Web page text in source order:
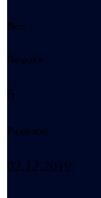
Вес:
Возраст
6
Родился:
02.12.2019